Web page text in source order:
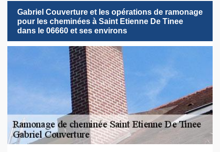
Gabriel Couverture et les opérations de ramonage
pour les cheminées à Saint Etienne De Tinee
dans le 06660 et ses environs